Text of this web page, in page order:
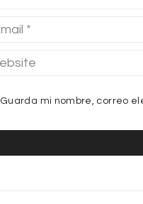
Guarda mi nombre, correo